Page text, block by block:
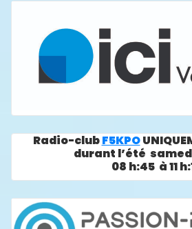
Radio-clubF5KPO
durant l’été
08 h:45 à 11